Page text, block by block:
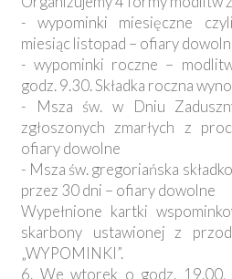
- wypominki miesięczne
miesiąc listopad – ofiary
- wypominki roczne –
godz. 9.30. Składka roczna
- Msza św. w Dniu
zgłoszonych zmarłych z
ofiary dowolne
- Msza św. gregoriańska
przez 30 dni – ofiary dowolne
Wypełnione kartki
skarbony ustawionej z
„WYPOMINKI”.
6. We wtorek o godz. 19.00,